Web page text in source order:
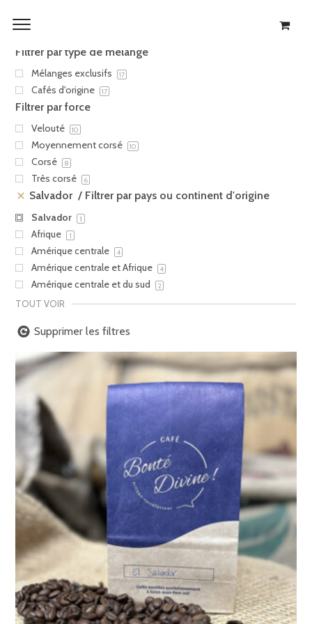
Filtrer par type de mélange
Mélanges exclusifs 17
Cafés d'origine 17
Filtrer par force
Velouté 10
Moyennement corsé 10
Corsé 8
Très corsé 6
Salvador Filtrer par pays ou continent d'origine
Salvador 1
Afrique 1
Amérique centrale 4
Amérique centrale et Afrique 4
Amérique centrale et du sud 2
TOUT VOIR
Supprimer les filtres